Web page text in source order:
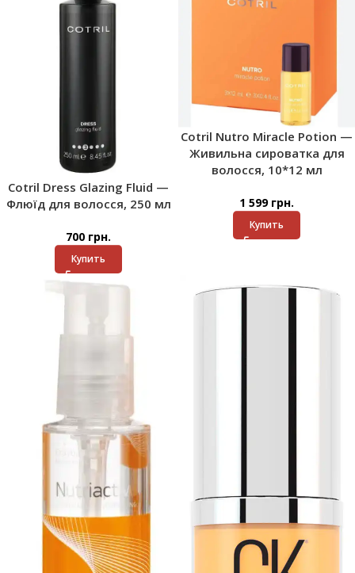
Cotril Dress Glazing Fluid —
Флюїд для волосся, 250 мл
700 грн.
Купить
Cotril Nutro Miracle Potion —
Живильна сироватка для
волосся, 10*12 мл
1 599 грн.
Купить